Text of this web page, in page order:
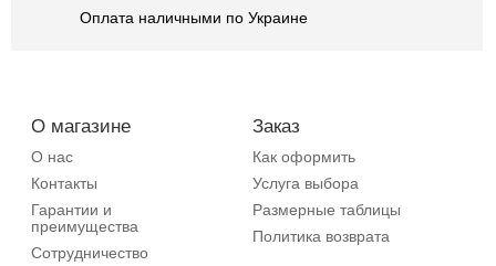
Оплата наличными по Украине
О магазине
О нас
Контакты
Гарантии и
преимущества
Сотрудничество
Заказ
Как оформить
Услуга выбора
Размерные таблицы
Политика возврата